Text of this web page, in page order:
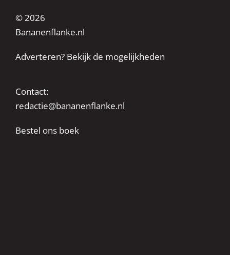
© 2026
Bananenflanke.nl
Adverteren? Bekijk de mogelijkheden
Contact:
redactie@bananenflanke.nl
Bestel ons boek